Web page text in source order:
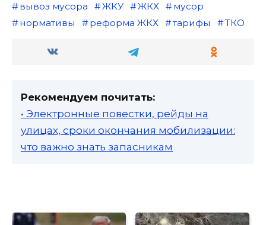
вывоз мусора ЖКУ ЖКХ
мусор
нормативы
реформа ЖКХ тарифы ТКО
Рекомендуем почитать:
• Электронные повестки, рейды на
улицах, сроки окончания мобилизации:
что важно знать запасникам